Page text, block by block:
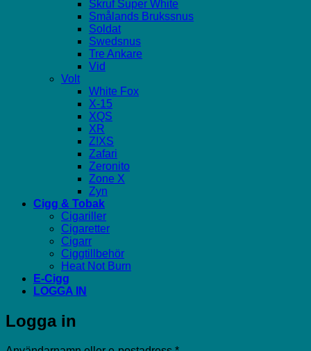
Skruf Super White
Smålands Brukssnus
Soldat
Swedsnus
Tre Ankare
Vid
Volt
White Fox
X-15
XQS
XR
Z!XS
Zafari
Zeronito
Zone X
Zyn
Cigg & Tobak
Cigariller
Cigaretter
Cigarr
Ciggtillbehör
Heat Not Burn
E-Cigg
LOGGA IN
Logga in